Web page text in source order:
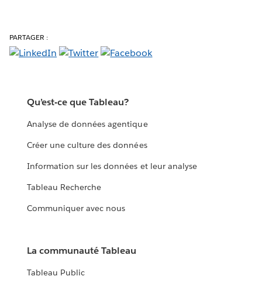
PARTAGER :
Qu’est-ce que Tableau?
Analyse de données agentique
Créer une culture des données
Information sur les données et leur analyse
Tableau Recherche
Communiquer avec nous
La communauté Tableau
Tableau Public